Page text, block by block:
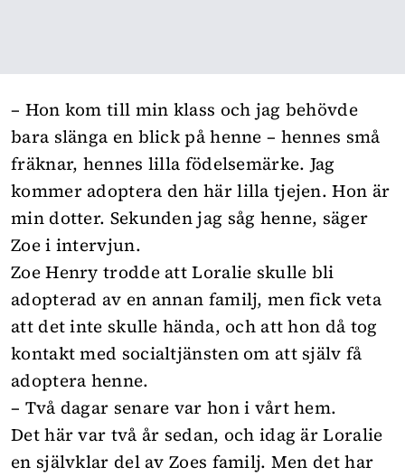
– Hon kom till min klass och jag behövde
bara slänga en blick på henne – hennes små
fräknar, hennes lilla födelsemärke. Jag
kommer adoptera den här lilla tjejen. Hon är
min dotter. Sekunden jag såg henne, säger
Zoe i intervjun.
Zoe Henry trodde att Loralie skulle bli
adopterad av en annan familj, men fick veta
att det inte skulle hända, och att hon då tog
kontakt med socialtjänsten om att själv få
adoptera henne.
– Två dagar senare var hon i vårt hem.
Det här var två år sedan, och idag är Loralie
en självklar del av Zoes familj. Men det har